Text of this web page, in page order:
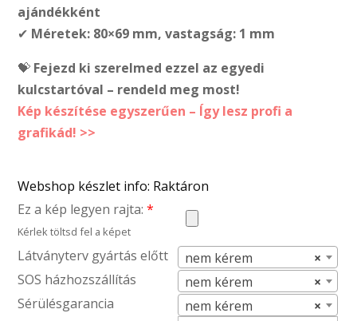
ajándékként
✔ Méretek: 80×69 mm, vastagság: 1 mm
💝 Fejezd ki szerelmed ezzel az egyedi
kulcstartóval – rendeld meg most!
Kép készítése egyszerűen – Így lesz profi a
grafikád! >>
Webshop készlet info: Raktáron
Ez a kép legyen rajta:*
Kérlek töltsd fel a képet
Látványterv gyártás előtt ×
nem kérem
SOS házhozszállítás
×
nem kérem
Sérülésgarancia
×
nem kérem